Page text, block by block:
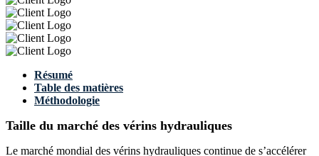
Résumé
Table des matières
Méthodologie
Taille du marché des vérins hydrauliques
Le marché mondial des vérins hydrauliques continue de s’accélérer